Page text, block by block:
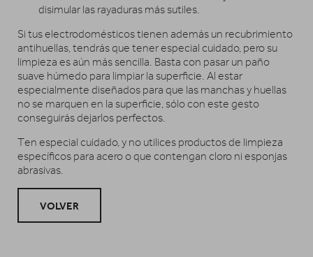
disimular las rayaduras más sutiles.
Si tus electrodomésticos tienen además un recubrimiento
antihuellas, tendrás que tener especial cuidado, pero su
limpieza es aún más sencilla. Basta con pasar un paño
suave húmedo para limpiar la superficie. Al estar
especialmente diseñados para que las manchas y huellas
no se marquen en la superficie, sólo con este gesto
conseguirás dejarlos perfectos.
Ten especial cuidado, y no utilices productos de limpieza
específicos para acero o que contengan cloro ni esponjas
abrasivas.
VOLVER